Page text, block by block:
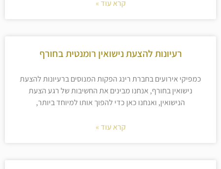
קרא עוד »
רעיונות להצעת נישואין רומנטית בחורף
כמפיקי אירועים בחברת רינג הפקות המנוסים ברעיונות להצעת
נישואין בחורף, אנחנו מבינים את החשיבות של רגע הצעת
הנישואין, ואנחנו כאן כדי להפוך אותו למיוחד ביותר,
קרא עוד »